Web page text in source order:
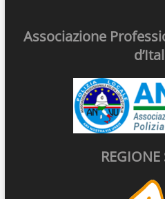
Associazione